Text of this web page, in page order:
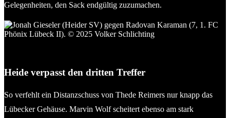
Gelegenheiten, den Sack endgültig zuzumachen.
Heide verpasst den dritten Treffer
So verfehlt ein Distanzschuss von Thede Reimers nur knapp das
Lübecker Gehäuse. Marvin Wolf scheitert ebenso am stark